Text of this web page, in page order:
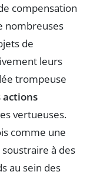
compensation
nombreuses
de
leurs
trompeuse
actions
vertueuses.
comme une
à des
au sein des